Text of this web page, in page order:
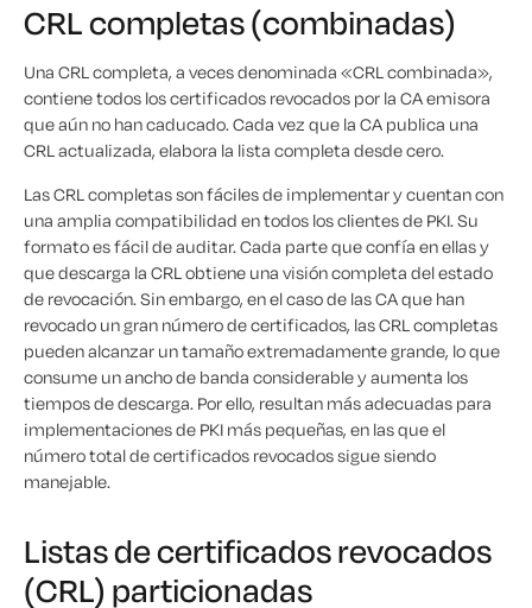
CRL completas (combinadas)
Una CRL completa, a veces denominada «CRL combinada»,
contiene todos los certificados revocados por la CA emisora
que aún no han caducado. Cada vez que la CA publica una
CRL actualizada, elabora la lista completa desde cero.
Las CRL completas son fáciles de implementar y cuentan con
una amplia compatibilidad en todos los clientes de PKI. Su
formato es fácil de auditar. Cada parte que confía en ellas y
que descarga la CRL obtiene una visión completa del estado
de revocación. Sin embargo, en el caso de las CA que han
revocado un gran número de certificados, las CRL completas
pueden alcanzar un tamaño extremadamente grande, lo que
consume un ancho de banda considerable y aumenta los
tiempos de descarga. Por ello, resultan más adecuadas para
implementaciones de PKI más pequeñas, en las que el
número total de certificados revocados sigue siendo
manejable.
Listas de certificados revocados
(CRL) particionadas